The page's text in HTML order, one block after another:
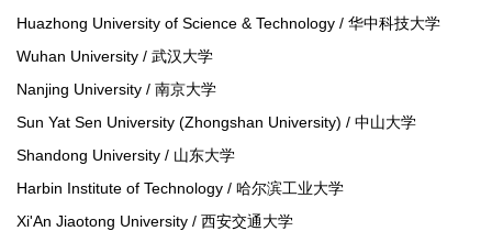
Huazhong University of Science & Technology / 华中科技大学
Wuhan University / 武汉大学
Nanjing University / 南京大学
Sun Yat Sen University (Zhongshan University) / 中山大学
Shandong University / 山东大学
Harbin Institute of Technology / 哈尔滨工业大学
Xi'An Jiaotong University / 西安交通大学